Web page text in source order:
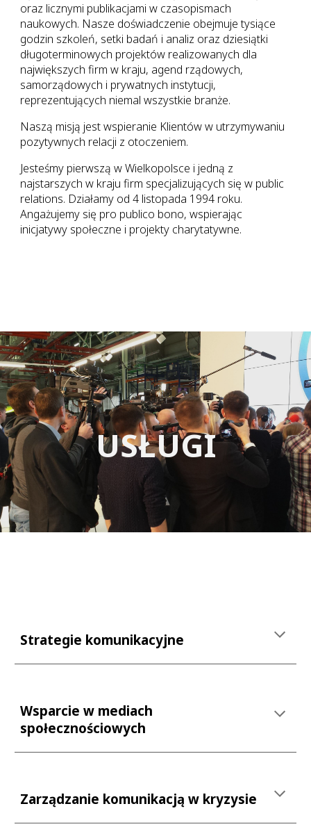
oraz licznymi publikacjami w czasopismach
naukowych. Nasze doświadczenie obejmuje tysiące
godzin szkoleń, setki badań i analiz oraz dziesiątki
długoterminowych projektów realizowanych dla
największych firm w kraju, agend rządowych,
samorządowych i prywatnych instytucji,
reprezentujących niemal wszystkie branże.
Naszą misją jest wspieranie Klientów w utrzymywaniu
pozytywnych relacji z otoczeniem.
Jesteśmy pierwszą w Wielkopolsce i jedną z
najstarszych w kraju firm specjalizujących się w public
relations. Działamy od 4 listopada 1994 roku.
Angażujemy się pro publico bono, wspierając
inicjatywy społeczne i projekty charytatywne.
USŁUGI
Strategie komunikacyjne
Wsparcie w mediach
społecznościowych
Zarządzanie komunikacją w kryzysie